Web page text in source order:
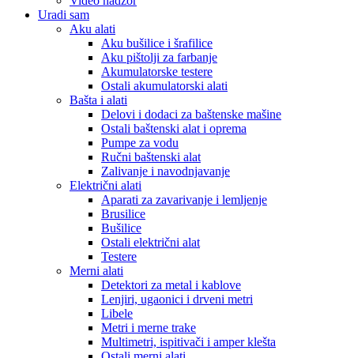
Uradi sam
Aku alati
Aku bušilice i šrafilice
Aku pištolji za farbanje
Akumulatorske testere
Ostali akumulatorski alati
Bašta i alati
Delovi i dodaci za baštenske mašine
Ostali baštenski alat i oprema
Pumpe za vodu
Ručni baštenski alat
Zalivanje i navodnjavanje
Električni alati
Aparati za zavarivanje i lemljenje
Brusilice
Bušilice
Ostali električni alat
Testere
Merni alati
Detektori za metal i kablove
Lenjiri, ugaonici i drveni metri
Libele
Metri i merne trake
Multimetri, ispitivači i amper klešta